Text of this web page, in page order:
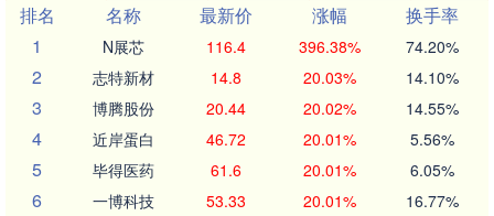
排名
名称 最新价 涨幅
换手率
1
N展芯 116.4 396.38% 74.20%
2 志特新材 14.8 20.03% 14.10%
3 博腾股份 20.44 20.02% 14.55%
4 近岸蛋白 46.72 20.01% 5.56%
5 毕得医药 61.6 20.01% 6.05%
6 一博科技 53.33 20.01% 16.77%